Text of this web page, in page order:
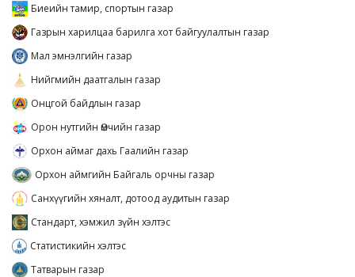
Биеийн тамир, спортын газар
Газрын харилцаа барилга хот байгуулалтын газар
Мал эмнэлгийн газар
Нийгмийн даатгалын газар
Онцгой байдлын газар
Орон нутгийн Өмчийн газар
Орхон аймаг дахь Гаалийн газар
Орхон аймгийн Байгаль орчны газар
Санхүүгийн хяналт, дотоод аудитын газар
Стандарт, хэмжил зүйн хэлтэс
Статистикийн хэлтэс
Татварын газар